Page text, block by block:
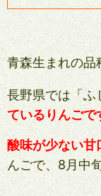
青森生まれの品
長野県では「ふ
ているりんごで
酸味が少ない甘
んごで、8月中